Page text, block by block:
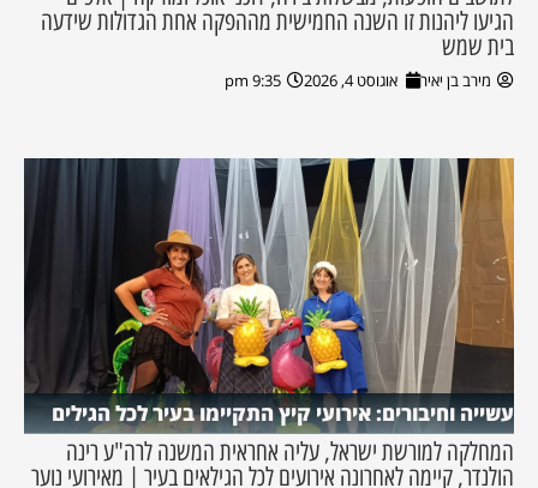
הגיעו ליהנות זו השנה החמישית מההפקה אחת הגדולות שידעה
בית שמש
מירב בן יאיר אוגוסט 4, 2026 9:35 pm
עשייה וחיבורים: אירועי קיץ התקיימו בעיר לכל הגילים
המחלקה למורשת ישראל, עליה אחראית המשנה לרה"ע רינה
הולנדר, קיימה לאחרונה אירועים לכל הגילאים בעיר | מאירועי נוער